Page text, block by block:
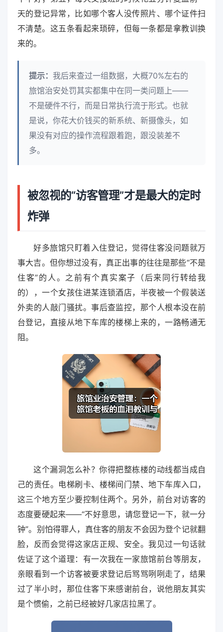
天的登记异常，比如哪个客人没传照片、哪个证件扫
不清楚。这五条看起来琐碎，但每一条都是拿教训换
来的。
提示： 我后来查过一组数据，大概70%左右的
旅馆治安处罚其实都集中在同一类问题上——
不是硬件不行，而是日常执行流于形式。也就
是说，你花大价钱买的新系统、新摄像头，如
果没有对应的操作流程跟着跑，跟没装差不
多。
被忽视的“访客管理”才是最大的定时
炸弹
好多旅馆只盯着入住登记，觉得住客没问题就万
事大吉。但你想过没有，真正出事的往往是那些“不是
住客”的人。之前有个真实案子（后来同行转给我
的），一个女孩住进某连锁酒店，半夜被一个假装送
外卖的人敲门骚扰。事后查监控，那个人根本没在前
台登记，直接从地下车库的楼梯上来的，一路畅通无
阻。
这个漏洞怎么补？你得把整栋楼的动线都当成自
己的责任。电梯刷卡、楼梯间门禁、地下车库入口，
这三个地方至少要控制住两个。另外，前台对访客的
态度要硬起来——“不好意思，请您登记一下，就一分
钟”。别怕得罪人，真住客的朋友不会因为登个记就翻
脸，反而会觉得这家店正规、安全。我见过一句话就
佐证了这个道理：有一次我在一家旅馆前台等朋友，
亲眼看到一个访客被要求登记后骂骂咧咧走了，结果
过了半小时，那位住客下来感谢前台，说他朋友其实
是个惯偷，之前已经被好几家店拉黑了。